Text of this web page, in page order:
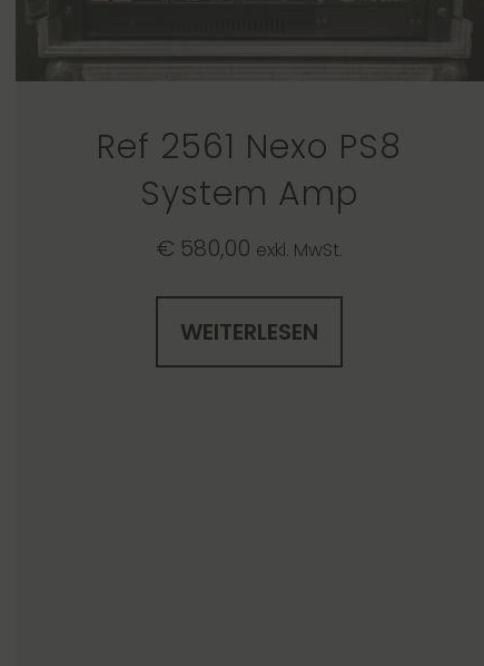
Ref 2561 Nexo PS8
System Amp
€ 580,00 exkl. MwSt.
WEITERLESEN